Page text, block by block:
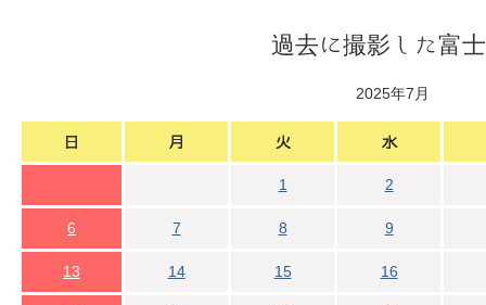
過去に撮影した富
2025年7月
1 2
6 7 8 9
13 14 15 16